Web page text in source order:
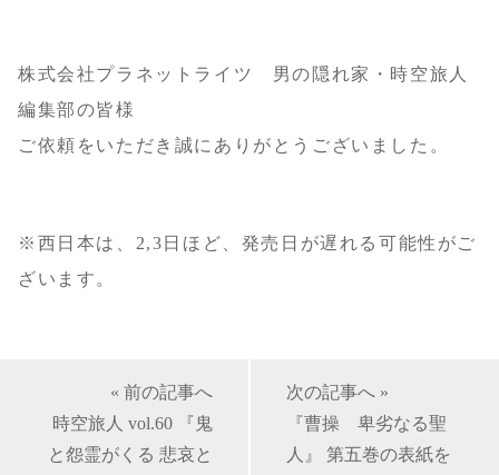
株式会社プラネットライツ 男の隠れ家・時空旅人
編集部の皆様
ご依頼をいただき誠にありがとうございました。
※西日本は、2,3日ほど、発売日が遅れる可能性がご
ざいます。
« 前の記事へ
時空旅人 vol.60 『鬼
と怨霊がくる 悲哀と
次の記事へ »
『曹操 卑劣なる聖
人』 第五巻の表紙を